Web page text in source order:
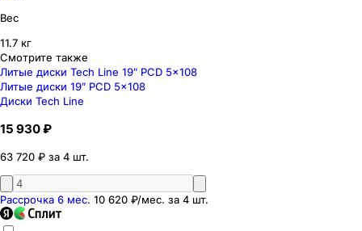
Вес
11.7 кг
Смотрите также
Литые диски Tech Line 19″ PCD 5x108
Литые диски 19″ PCD 5x108
Диски Tech Line
15 930 ₽
63 720 ₽ за 4 шт.
Рассрочка 6 мес. 10 620 ₽/мес. за 4 шт.